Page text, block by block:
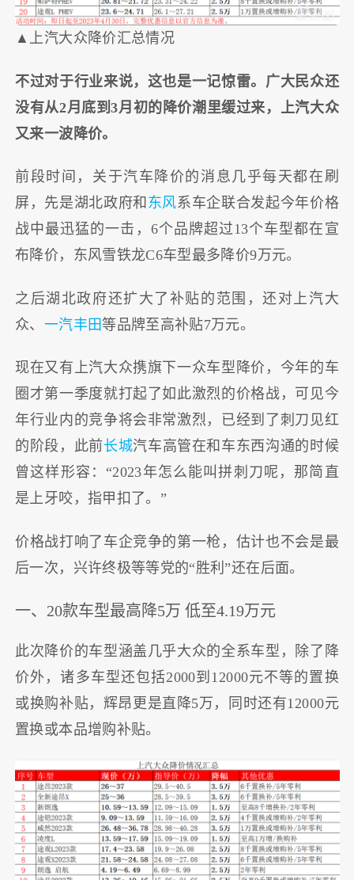
▲上汽大众降价汇总情况
不过对于行业来说，这也是一记惊雷。广大民众还
没有从2月底到3月初的降价潮里缓过来，上汽大众
又来一波降价。
前段时间，关于汽车降价的消息几乎每天都在刷
屏，先是湖北政府和 东风系车企联合发起今年价格
战中最迅猛的一击，6个品牌超过13个车型都在宣
布降价，东风雪铁龙C6车型最多降价9万元。
之后湖北政府还扩大了补贴的范围，还对上汽大
众、 一汽丰田等品牌至高补贴7万元。
现在又有上汽大众携旗下一众车型降价，今年的车
圈才第一季度就打起了如此激烈的价格战，可见今
年行业内的竞争将会非常激烈，已经到了刺刀见红
的阶段，此前长城汽车高管在和车东西沟通的时候
曾这样形容：“2023年怎么能叫拼刺刀呢，那简直
是上牙咬，指甲扣了。”
价格战打响了车企竞争的第一枪，估计也不会是最
后一次，兴许终极等等党的“胜利”还在后面。
一、20款车型最高降5万 低至4.19万元
此次降价的车型涵盖几乎大众的全系车型，除了降
价外，诸多车型还包括2000到12000元不等的置换
或换购补贴，辉昂更是直降5万，同时还有12000元
置换或本品增购补贴。